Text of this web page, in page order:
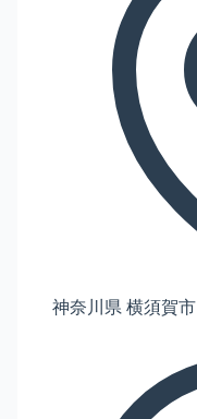
神奈川県 横須賀市